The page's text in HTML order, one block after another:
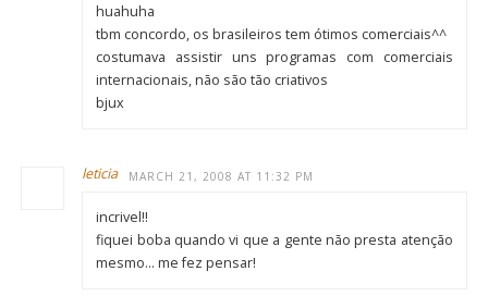
huahuha
tbm concordo, os brasileiros tem ótimos comerciais^^
costumava assistir uns programas com comerciais
internacionais, não são tão criativos
bjux
leticia MARCH 21, 2008 AT 11:32 PM
incrivel!!
fiquei boba quando vi que a gente não presta atenção
mesmo… me fez pensar!